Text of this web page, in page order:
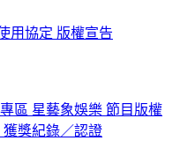
用協定 版權宣告
區 星藝象娛樂 節目版權
獲獎紀錄／認證